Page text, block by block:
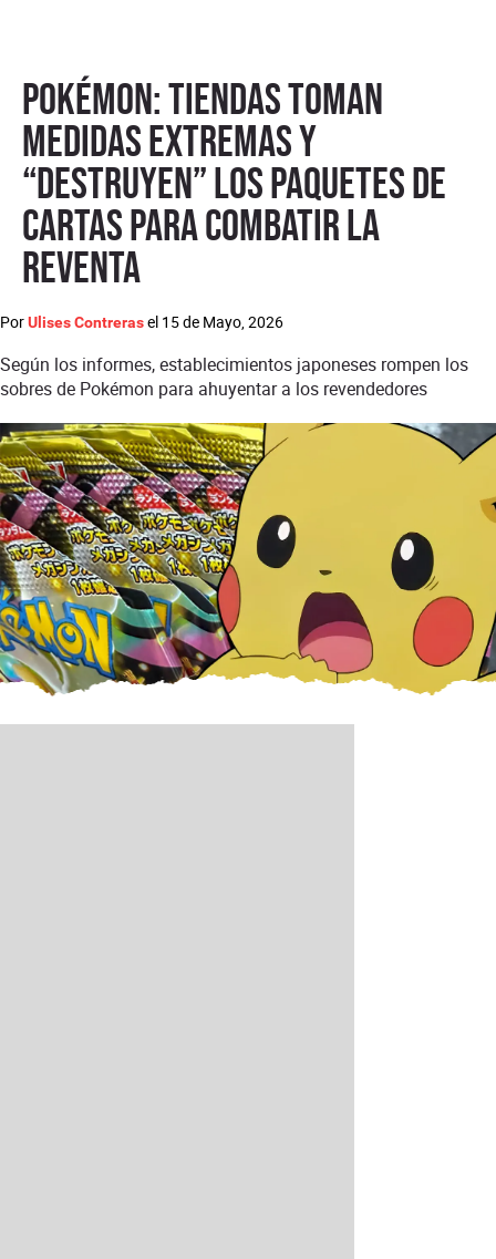
Pokémon: tiendas toman
medidas extremas y
“destruyen” los paquetes de
cartas para combatir la
reventa
PorUlises Contrerasel 15 de Mayo, 2026
Según los informes, establecimientos japoneses rompen los
sobres de Pokémon para ahuyentar a los revendedores